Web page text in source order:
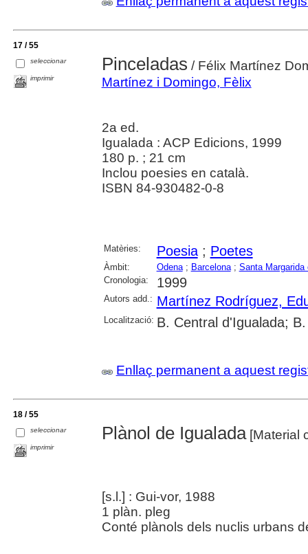
17 / 55
seleccionar
imprimir
Pinceladas / Félix Martínez
Martínez i Domingo, Fèlix
2a ed.
Igualada : ACP Edicions, 1999
180 p. ; 21 cm
Inclou poesies en català.
ISBN 84-930482-0-8
Matèries: Poesia; Poetes
Àmbit: Odena; Barcelona; Santa Margarida
Cronologia:
1999
Autors add.: Martínez Rodríguez,
Localització: B. Central d'Igualada;
Enllaç permanent a aquest
18 / 55
seleccionar
imprimir
Plànol de Igualada[Material
[s.l.] : Gui-vor, 1988
1 plàn. pleg
Conté plànols dels nuclis urbans